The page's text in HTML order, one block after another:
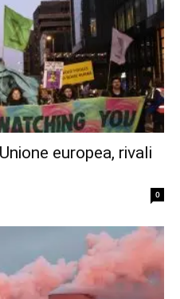
europea, rivali
0